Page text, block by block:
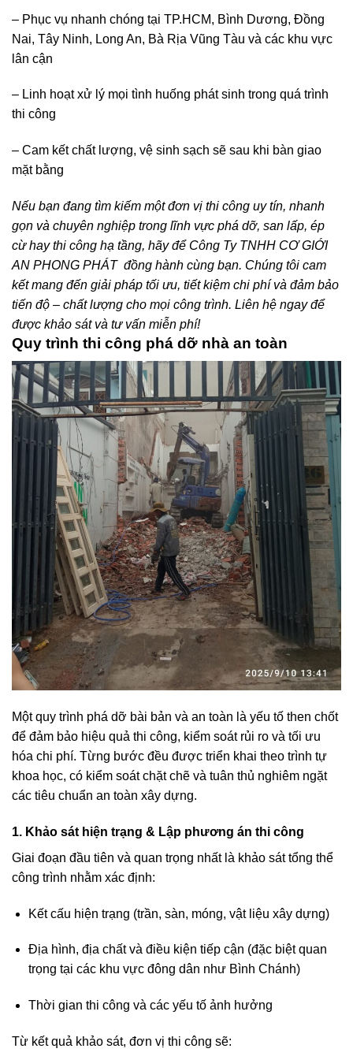
– Phục vụ nhanh chóng tại TP.HCM, Bình Dương, Đồng
Nai, Tây Ninh, Long An, Bà Rịa Vũng Tàu và các khu vực
lân cận
– Linh hoạt xử lý mọi tình huống phát sinh trong quá trình
thi công
– Cam kết chất lượng, vệ sinh sạch sẽ sau khi bàn giao
mặt bằng
Nếu bạn đang tìm kiếm một đơn vị thi công uy tín, nhanh
gọn và chuyên nghiệp trong lĩnh vực phá dỡ, san lấp, ép
cừ hay thi công hạ tầng, hãy để Công Ty TNHH CƠ GIỚI
AN PHONG PHÁT đồng hành cùng bạn. Chúng tôi cam
kết mang đến giải pháp tối ưu, tiết kiệm chi phí và đảm bảo
tiến độ – chất lượng cho mọi công trình. Liên hệ ngay để
được khảo sát và tư vấn miễn phí!
Quy trình thi công phá dỡ nhà an toàn
Một quy trình phá dỡ bài bản và an toàn là yếu tố then chốt
để đảm bảo hiệu quả thi công, kiểm soát rủi ro và tối ưu
hóa chi phí. Từng bước đều được triển khai theo trình tự
khoa học, có kiểm soát chặt chẽ và tuân thủ nghiêm ngặt
các tiêu chuẩn an toàn xây dựng.
1. Khảo sát hiện trạng & Lập phương án thi công
Giai đoạn đầu tiên và quan trọng nhất là khảo sát tổng thể
công trình nhằm xác định:
Kết cấu hiện trạng (trần, sàn, móng, vật liệu xây dựng)
Địa hình, địa chất và điều kiện tiếp cận (đặc biệt quan
trọng tại các khu vực đông dân như Bình Chánh)
Thời gian thi công và các yếu tố ảnh hưởng
Từ kết quả khảo sát, đơn vị thi công sẽ: